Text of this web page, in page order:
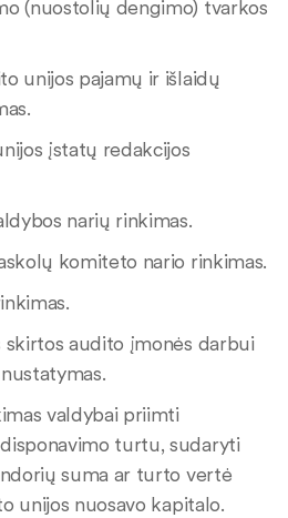
(nuostolių dengimo) tvarkos
unijos pajamų ir išlaidų
įstatų redakcijos
narių rinkimas.
komiteto nario rinkimas.
skirtos audito įmonės darbui
valdybai priimti
turtu, sudaryti
suma ar turto vertė
unijos nuosavo kapitalo.